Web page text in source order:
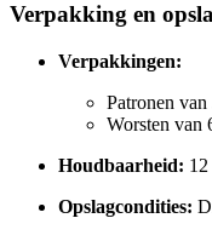
Verpakking en
Verpakkingen:
Patronen
Worsten van
Houdbaarheid:
Opslagcondities: